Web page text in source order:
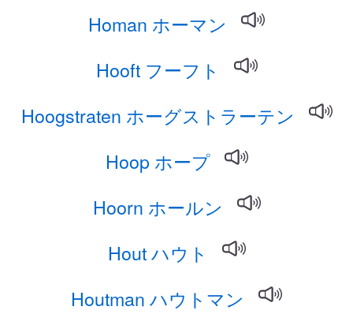
Homan ホーマン
Hooft フーフト
Hoogstraten ホーグストラーテン
Hoop ホープ
Hoorn ホールン
Hout ハウト
Houtman ハウトマン